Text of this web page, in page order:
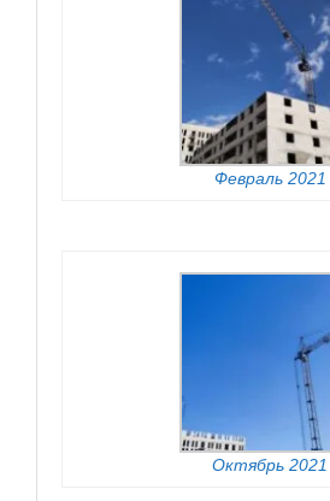
Февраль 2021
Октябрь 2021